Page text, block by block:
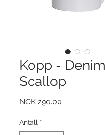
Kopp - Denim
Scallop
NOK 290.00
Antall *